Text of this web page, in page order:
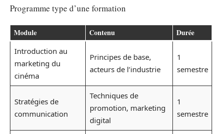
Programme type d’une formation
Module Contenu Durée
Introduction au
marketing du
cinéma
Principes de base,
acteurs de l’industrie
1
semestre
Stratégies de
communication
Techniques de
promotion, marketing
digital
1
semestre